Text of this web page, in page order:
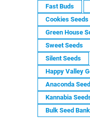
Fast Buds
Cookies Seeds
Green House
Sweet Seeds
Silent Seeds
Happy Valley
Anaconda
Kannabia
Bulk Seed Bank